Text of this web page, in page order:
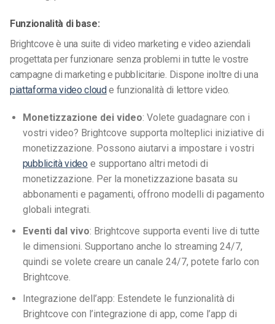
Funzionalità di base:
Brightcove è una suite di video marketing e video aziendali
progettata per funzionare senza problemi in tutte le vostre
campagne di marketing e pubblicitarie. Dispone inoltre di una
piattaforma video cloude funzionalità di lettore video.
Monetizzazione dei video: Volete guadagnare con i
vostri video? Brightcove supporta molteplici iniziative di
monetizzazione. Possono aiutarvi a impostare i vostri
pubblicità video e supportano altri metodi di
monetizzazione. Per la monetizzazione basata su
abbonamenti e pagamenti, offrono modelli di pagamento
globali integrati.
Eventi dal vivo: Brightcove supporta eventi live di tutte
le dimensioni. Supportano anche lo streaming 24/7,
quindi se volete creare un canale 24/7, potete farlo con
Brightcove.
Integrazione dell’app: Estendete le funzionalità di
Brightcove con l’integrazione di app, come l’app di